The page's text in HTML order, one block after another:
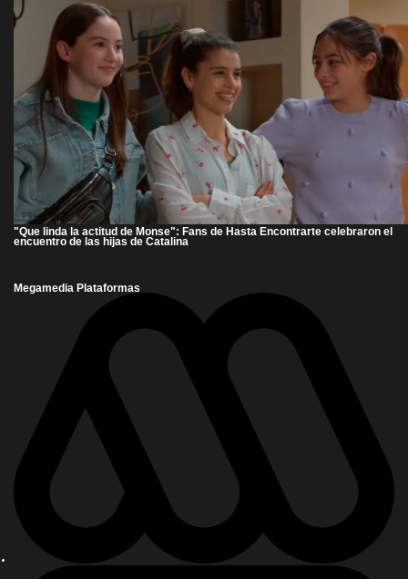
"Que linda la actitud de Monse": Fans de Hasta Encontrarte celebraron el
encuentro de las hijas de Catalina
Megamedia Plataformas